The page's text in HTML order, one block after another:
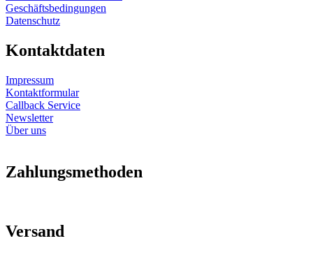
Geschäftsbedingungen
Datenschutz
Kontaktdaten
Impressum
Kontaktformular
Callback Service
Newsletter
Über uns
Zahlungsmethoden
Versand